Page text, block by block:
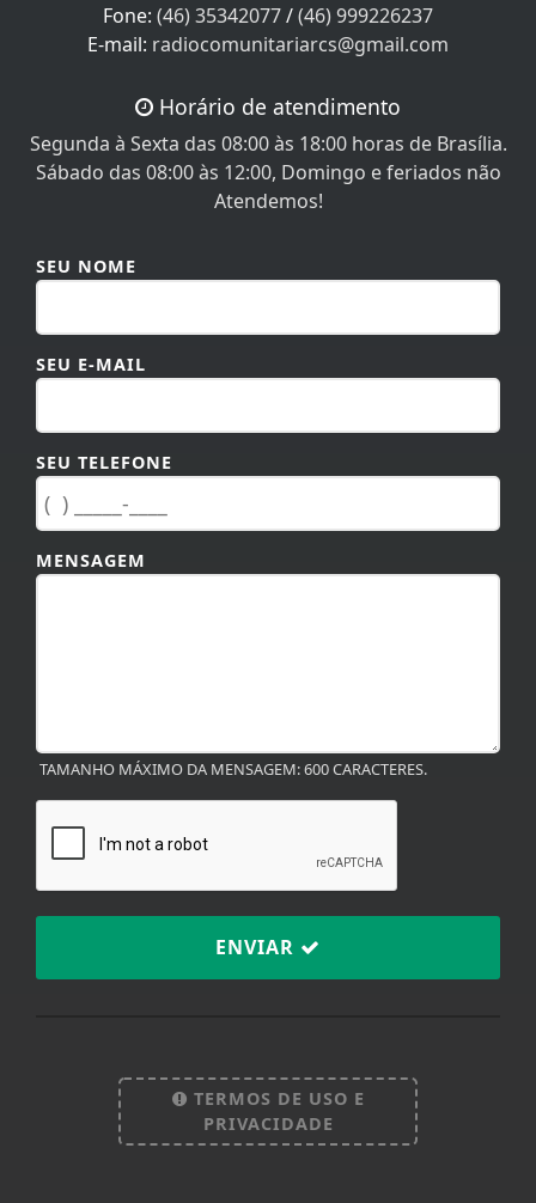
Fone: (46) 35342077/(46) 999226237
E-mail: radiocomunitariarcs@gmail.com
Horário de atendimento
Segunda à Sexta das 08:00 às 18:00 horas de Brasília.
Sábado das 08:00 às 12:00, Domingo e feriados não
Atendemos!
SEU NOME
SEU E-MAIL
SEU TELEFONE
MENSAGEM
TAMANHO MÁXIMO DA MENSAGEM: 600 CARACTERES.
ENVIAR
TERMOS DE USO E
PRIVACIDADE
Termos de Uso e Privacidade
de Uso e Privacidade.
PARA MAIS INFORMAÇÕES,ACESSE NOSSOS TERMOS
CLICANDO AQUI